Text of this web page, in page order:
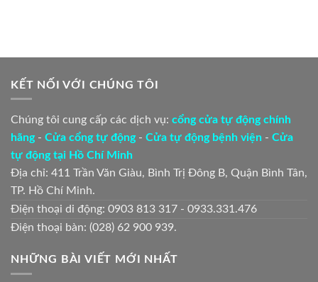
KẾT NỐI VỚI CHÚNG TÔI
Chúng tôi cung cấp các dịch vụ: cổng cửa tự động chính
hãng - Cửa cổng tự động - Cửa tự động bệnh viện - Cửa
tự động tại Hồ Chí Minh
Địa chỉ: 411 Trần Văn Giàu, Bình Trị Đông B, Quận Bình Tân,
TP. Hồ Chí Minh.
Điện thoại di động: 0903 813 317 - 0933.331.476
Điện thoại bàn: (028) 62 900 939.
NHỮNG BÀI VIẾT MỚI NHẤT